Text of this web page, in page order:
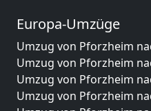
Europa-Umzüge
Umzug von Pforzheim
Umzug von Pforzheim
Umzug von Pforzheim
Umzug von Pforzheim